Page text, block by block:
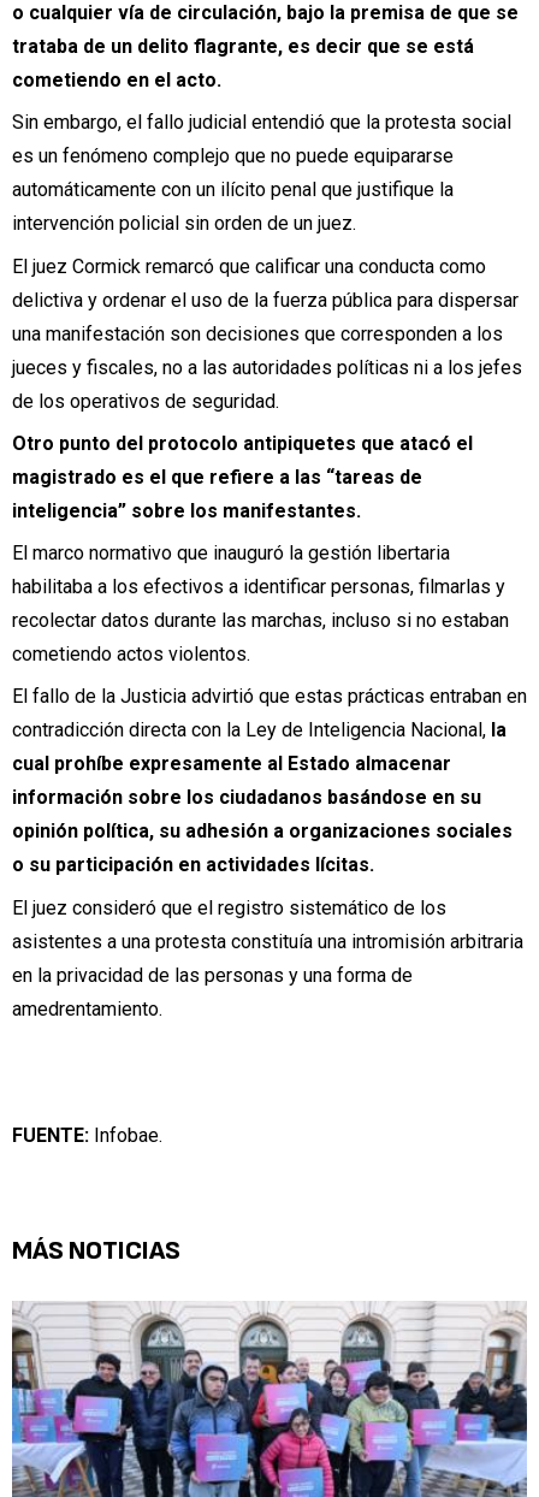
o cualquier vía de circulación, bajo la premisa de que se
trataba de un delito flagrante, es decir que se está
cometiendo en el acto.
Sin embargo, el fallo judicial entendió que la protesta social
es un fenómeno complejo que no puede equipararse
automáticamente con un ilícito penal que justifique la
intervención policial sin orden de un juez.
El juez Cormick remarcó que calificar una conducta como
delictiva y ordenar el uso de la fuerza pública para dispersar
una manifestación son decisiones que corresponden a los
jueces y fiscales, no a las autoridades políticas ni a los jefes
de los operativos de seguridad.
Otro punto del protocolo antipiquetes que atacó el
magistrado es el que refiere a las “tareas de
inteligencia” sobre los manifestantes.
El marco normativo que inauguró la gestión libertaria
habilitaba a los efectivos a identificar personas, filmarlas y
recolectar datos durante las marchas, incluso si no estaban
cometiendo actos violentos.
El fallo de la Justicia advirtió que estas prácticas entraban en
contradicción directa con la Ley de Inteligencia Nacional, la
cual prohíbe expresamente al Estado almacenar
información sobre los ciudadanos basándose en su
opinión política, su adhesión a organizaciones sociales
o su participación en actividades lícitas.
El juez consideró que el registro sistemático de los
asistentes a una protesta constituía una intromisión arbitraria
en la privacidad de las personas y una forma de
amedrentamiento.
FUENTE: Infobae.
MÁS NOTICIAS